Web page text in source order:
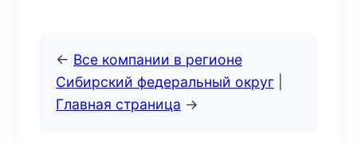
← Все компании в регионе
Сибирский федеральный округ
Главная страница →